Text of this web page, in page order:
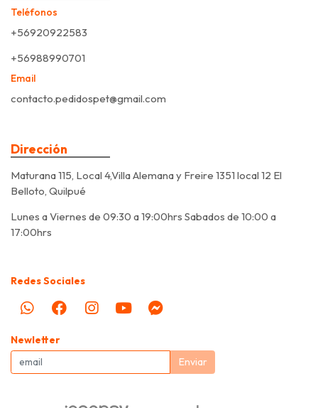
Teléfonos
+56920922583
+56988990701
Email
contacto.pedidospet@gmail.com
Dirección
Maturana 115, Local 4,Villa Alemana y Freire 1351 local 12 El
Belloto, Quilpué
Lunes a Viernes de 09:30 a 19:00hrs Sabados de 10:00 a
17:00hrs
Redes Sociales
Newletter
Enviar